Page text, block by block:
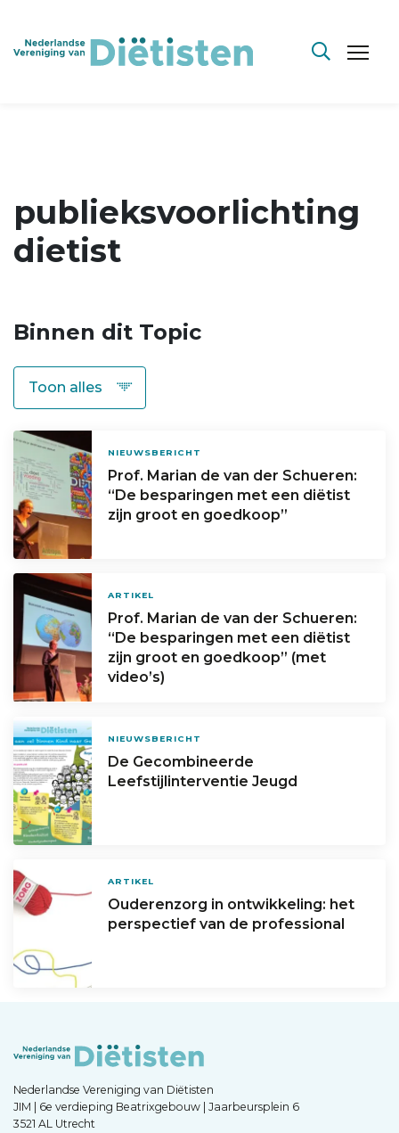
publieksvoorlichting
dietist
Binnen dit Topic
NIEUWSBERICHT
Prof. Marian de van der Schueren:
“De besparingen met een diëtist
zijn groot en goedkoop”
ARTIKEL
Prof. Marian de van der Schueren:
“De besparingen met een diëtist
zijn groot en goedkoop” (met
video’s)
NIEUWSBERICHT
De Gecombineerde
Leefstijlinterventie Jeugd
ARTIKEL
Ouderenzorg in ontwikkeling: het
perspectief van de professional
Nederlandse Vereniging van Diëtisten
JIM | 6e verdieping Beatrixgebouw | Jaarbeursplein 6
3521 AL Utrecht